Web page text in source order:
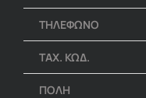
ΤΗΛΕΦΩΝΟ
ΤΑΧ. ΚΩΔ.
ΠΟΛΗ